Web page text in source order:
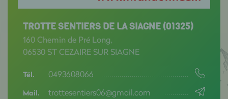
TROTTE SENTIERS DE LA SIAGNE (01325)
160 Chemin de Pré Long,
06530 ST CEZAIRE SUR SIAGNE
Tél. 0493608066
Mail. trottesentiers06@gmail.com